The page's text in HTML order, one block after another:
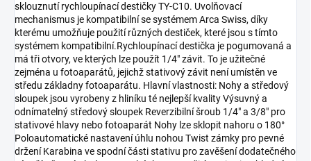
sklouznutí rychloupínací destičky TY-C10. Uvolňovací
mechanismus je kompatibilní se systémem Arca Swiss, díky
kterému umožňuje použití různých destiček, které jsou s tímto
systémem kompatibilní.Rychloupínací destička je pogumovaná a
má tři otvory, ve kterých lze použít 1/4" závit. To je užitečné
zejména u fotoaparátů, jejichž stativový závit není umístěn ve
středu základny fotoaparátu. Hlavní vlastnosti: Nohy a středový
sloupek jsou vyrobeny z hliníku té nejlepší kvality Výsuvný a
odnímatelný středový sloupek Reverzibilní šroub 1/4" a 3/8" pro
stativové hlavy nebo fotoaparát Nohy lze sklopit nahoru o 180°
Poloautomatické nastavení úhlu nohou Twist zámky pro pevné
držení Karabina ve spodní části stativu pro zavěšení dodatečného